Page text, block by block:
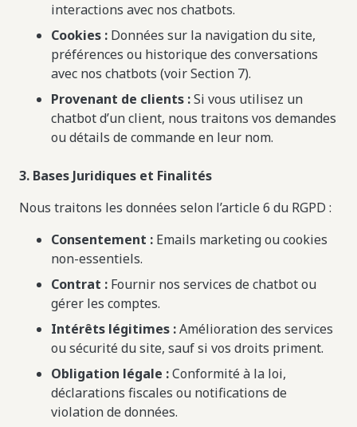
interactions avec nos chatbots.
Cookies : Données sur la navigation du site,
préférences ou historique des conversations
avec nos chatbots (voir Section 7).
Provenant de clients :Si vous utilisez un
chatbot d’un client, nous traitons vos demandes
ou détails de commande en leur nom.
3. Bases Juridiques et Finalités
Nous traitons les données selon l’article 6 du RGPD :
Consentement : Emails marketing ou cookies
non-essentiels.
Contrat : Fournir nos services de chatbot ou
gérer les comptes.
Intérêts légitimes :Amélioration des services
ou sécurité du site, sauf si vos droits priment.
Obligation légale :Conformité à la loi,
déclarations fiscales ou notifications de
violation de données.